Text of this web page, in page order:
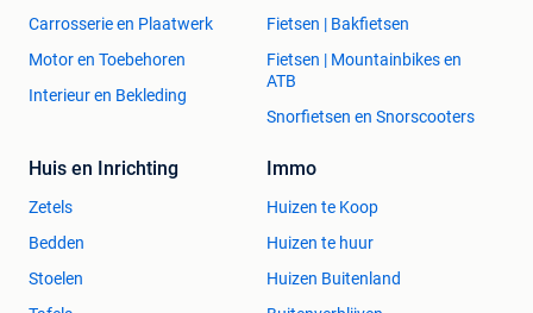
Carrosserie en Plaatwerk
Motor en Toebehoren
Interieur en Bekleding
Fietsen | Bakfietsen
Fietsen | Mountainbikes en
ATB
Snorfietsen en Snorscooters
Huis en Inrichting
Zetels
Bedden
Stoelen
Immo
Huizen te Koop
Huizen te huur
Huizen Buitenland